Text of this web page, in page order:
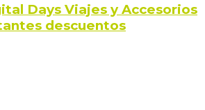
Days Viajes y Accesorios
descuentos